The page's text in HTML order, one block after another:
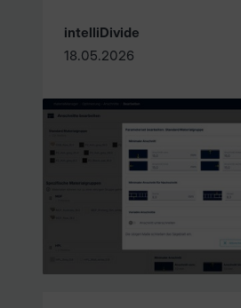
intelliDivide
18.05.2026